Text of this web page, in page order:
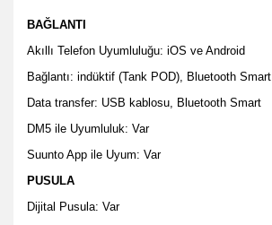
BAĞLANTI
Akıllı Telefon Uyumluluğu: iOS ve Android
Bağlantı: indüktif (Tank POD), Bluetooth Smart
Data transfer: USB kablosu, Bluetooth Smart
DM5 ile Uyumluluk: Var
Suunto App ile Uyum: Var
PUSULA
Dijital Pusula: Var